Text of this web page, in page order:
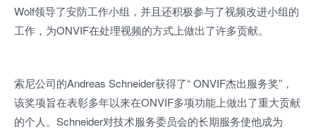
Wolf领导了安防工作小组，并且还积极参与了视频改进小组的
工作，为ONVIF在处理视频的方式上做出了许多贡献。
索尼公司的Andreas Schneider获得了“ ONVIF杰出服务奖”，
该奖项旨在表彰多年以来在ONVIF多项功能上做出了重大贡献
的个人。Schneider对技术服务委员会的长期服务使他成为